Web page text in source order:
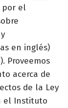
por el
en inglés)
Proveemos
acerca de
de la Ley
el Instituto